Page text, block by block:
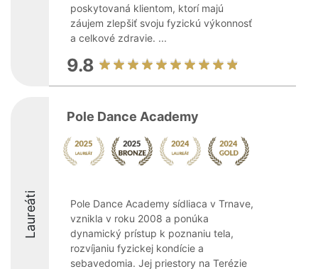
poskytovaná klientom, ktorí majú
záujem zlepšiť svoju fyzickú výkonnosť
a celkové zdravie. ...
9.8
Laureáti
Pole Dance Academy
Pole Dance Academy sídliaca v Trnave,
vznikla v roku 2008 a ponúka
dynamický prístup k poznaniu tela,
rozvíjaniu fyzickej kondície a
sebavedomia. Jej priestory na Terézie